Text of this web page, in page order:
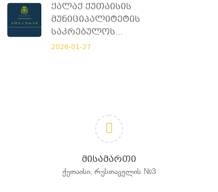
Ქალაქ Ქუთაისის
Მუნიციპალიტეტის
Საკრებულოს...
2026-01-27
ᲛᲘᲡᲐᲛᲐᲠᲗᲘ
ქუთაისი, რუსთაველის №3